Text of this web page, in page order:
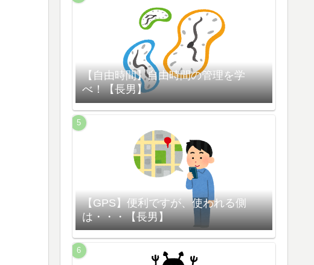
【自由時間】自由時間の管理を学
べ！【長男】
【GPS】便利ですが、使われる側
は・・・【長男】